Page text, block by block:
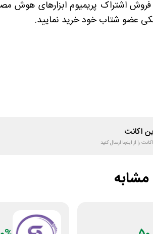
فروش اشتراک پریمیوم ابزارهای هوش
عضو شتاب خود خرید نمایید.
اکانت
را از اینجا ارسال کنید